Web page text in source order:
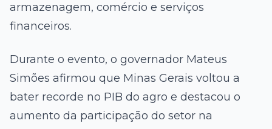
armazenagem, comércio e serviços
financeiros.
Durante o evento, o governador Mateus
Simões afirmou que Minas Gerais voltou a
bater recorde no PIB do agro e destacou o
aumento da participação do setor na